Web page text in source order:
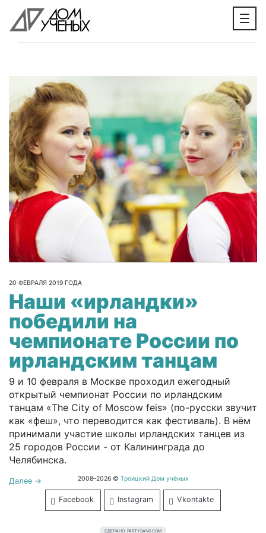
20 ФЕВРАЛЯ 2019 ГОДА
Наши «ирландки»
победили на
чемпионате России по
ирландским танцам
9 и 10 февраля в Москве проходил ежегодный
открытый чемпионат России по ирландским
танцам «The City of Moscow feis» (по-русски звучит
как «феш», что переводится как фестиваль). В нём
принимали участие школы ирландских танцев из
25 городов России - от Калининграда до
Челябинска.
Далее → 2008–2026 © Троицкий Дом учёных
Facebook Instagram Vkontakte
СДЕЛАНО PARTYSANS.COM